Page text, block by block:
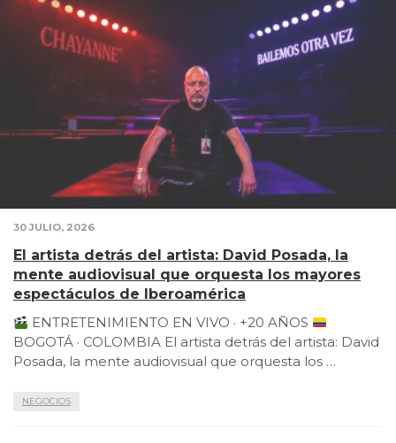
30 JULIO, 2026
El artista detrás del artista: David Posada, la
mente audiovisual que orquesta los mayores
espectáculos de Iberoamérica
ENTRETENIMIENTO EN VIVO · +20 AÑOS
BOGOTÁ · COLOMBIA El artista detrás del artista: David
Posada, la mente audiovisual que orquesta los …
NEGOCIOS